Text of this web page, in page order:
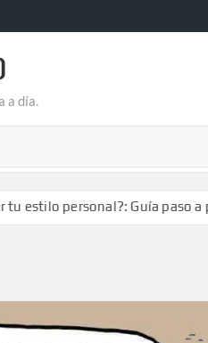
a día.
personal?: Guía paso a paso